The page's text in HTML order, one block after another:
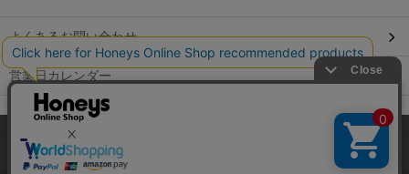
よくあるお問い合わせ
営業日カレンダー
店舗検索
GLOBAL GUIDE（海外からご利用のお客様）
当サイトでは、サイトの利便性向上のため、クッキー(Cookie)を使
用しています。詳しくは「
」をご覧くださ